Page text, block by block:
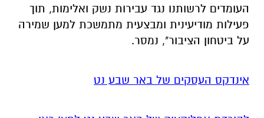
העומדים לרשותנו נגד עבירות נשק ואלימות, תוך
פעילות מודיעינית ומבצעית מתמשכת למען שמירה
על ביטחון הציבור", נמסר.
אינדקס העסקים של באר שבע נט